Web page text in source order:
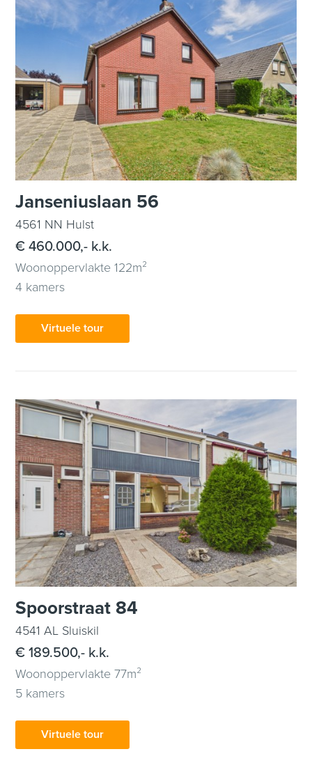
Janseniuslaan 56
4561 NN Hulst
€ 460.000,- k.k.
Woonoppervlakte 122m²
4 kamers
Virtuele tour
Spoorstraat 84
4541 AL Sluiskil
€ 189.500,- k.k.
Woonoppervlakte 77m²
5 kamers
Virtuele tour